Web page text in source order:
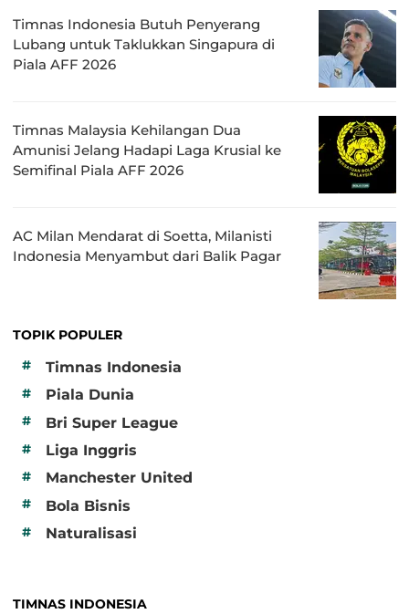
Timnas Indonesia Butuh Penyerang
Lubang untuk Taklukkan Singapura di
Piala AFF 2026
Timnas Malaysia Kehilangan Dua
Amunisi Jelang Hadapi Laga Krusial ke
Semifinal Piala AFF 2026
AC Milan Mendarat di Soetta, Milanisti
Indonesia Menyambut dari Balik Pagar
TOPIK POPULER
#
Timnas Indonesia
# Piala Dunia
# Bri Super League
# Liga Inggris
# Manchester United
# Bola Bisnis
# Naturalisasi
TIMNAS INDONESIA